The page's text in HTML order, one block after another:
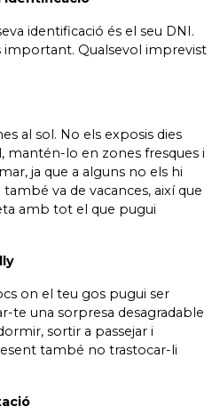
identificació és el seu DNI.
important. Qualsevol imprevist
al sol. No els exposis dies
mantén-lo en zones fresques i
ja que a alguns no els hi
va de vacances, així que
amb tot el que pugui
on el teu gos pugui ser
te una sorpresa desagradable
sortir a passejar i
també no trastocar-li